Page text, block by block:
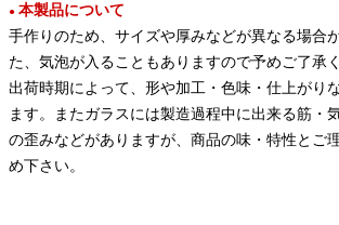
● 本製品について
手作りのため、サイズや厚みなどが異なる場合
た、気泡が入ることもありますので予めご了承
出荷時期によって、形や加工・色味・仕上がり
ます。またガラスには製造過程中に出来る筋・
の歪みなどがありますが、商品の味・特性とご
め下さい。